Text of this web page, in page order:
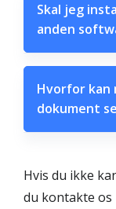
Skal jeg
anden
Hvorfor kan
dokument
Hvis du ikke
du kontakte os